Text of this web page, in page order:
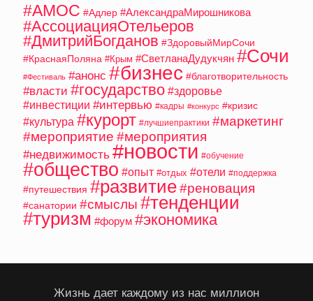
#АМОС #Адлер #АлександраМирошникова
#АссоциацияОтельеров
#ДмитрийБогданов #ЗдоровыйМирСочи
#КраснаяПоляна #Крым #СветланаДудукчян #Сочи
#Фестиваль #анонс #бизнес #благотворительность
#власти #государство #здоровье
#инвестиции #интервью #кадры #конкурс #кризис
#культура #курорт #лучшиепрактики #маркетинг
#мероприятие #мероприятия
#недвижимость #новости #обучение
#общество #опыт #отдых #отели #поддержка
#путешествия #развитие#реновация
#санатории #смыслы #тенденции
#туризм #форум #экономика
Жизнь дает каждому из нас миллион